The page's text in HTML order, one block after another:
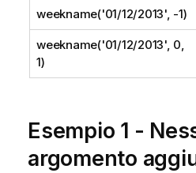
weekname('01/12/2013', -1)
weekname('01/12/2013', 0,
1)
Esempio 1 -
argomento